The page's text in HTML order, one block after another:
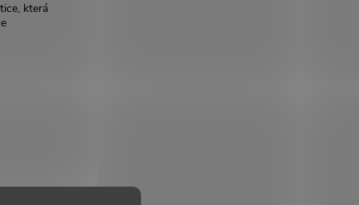
která